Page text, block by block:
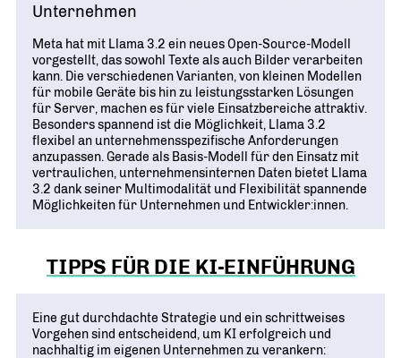
Unternehmen
Meta hat mit Llama 3.2 ein neues Open-Source-Modell
vorgestellt, das sowohl Texte als auch Bilder verarbeiten
kann. Die verschiedenen Varianten, von kleinen Modellen
für mobile Geräte bis hin zu leistungsstarken Lösungen
für Server, machen es für viele Einsatzbereiche attraktiv.
Besonders spannend ist die Möglichkeit, Llama 3.2
flexibel an unternehmensspezifische Anforderungen
anzupassen. Gerade als Basis-Modell für den Einsatz mit
vertraulichen, unternehmensinternen Daten bietet Llama
3.2 dank seiner Multimodalität und Flexibilität spannende
Möglichkeiten für Unternehmen und Entwickler:innen.
TIPPS FÜR DIE KI-EINFÜHRUNG
Eine gut durchdachte Strategie und ein schrittweises
Vorgehen sind entscheidend, um KI erfolgreich und
nachhaltig im eigenen Unternehmen zu verankern: